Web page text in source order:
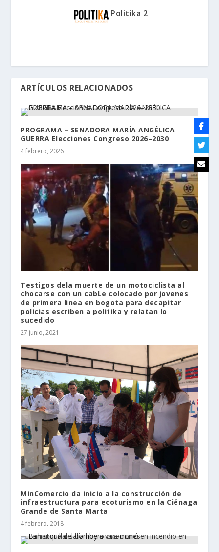
Politika 2
ARTÍCULOS RELACIONADOS
PROGRAMA – SENADORA MARÍA ANGÉLICA
GUERRA Elecciones Congreso 2026–2030
4 febrero, 2026
Testigos dela muerte de un motociclista al
chocarse con un cabLe colocado por jovenes
de primera linea en bogota para decapitar
policias escriben a politika y relatan lo
sucedido
27 junio, 2021
MinComercio da inicio a la construcción de
infraestructura para ecoturismo en la Ciénaga
Grande de Santa Marta
4 febrero, 2018